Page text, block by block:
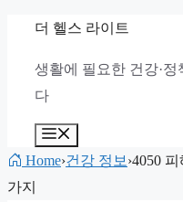
너
뛰
더 헬스 라이트
생활에 필요한 건강·정
다
뉴
Home›건강 정보 ›4050
가지